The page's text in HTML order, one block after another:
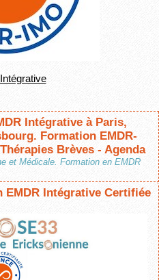
Intégrative à Paris,
Formation EMDR-
Brèves - Agenda
et Médicale. Formation en EMDR
EMDR Intégrative Certifiée